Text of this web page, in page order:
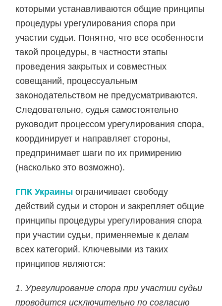
которыми устанавливаются общие принципы
процедуры урегулирования спора при
участии судьи. Понятно, что все особенности
такой процедуры, в частности этапы
проведения закрытых и совместных
совещаний, процессуальным
законодательством не предусматриваются.
Следовательно, судья самостоятельно
руководит процессом урегулирования спора,
координирует и направляет стороны,
предпринимает шаги по их примирению
(насколько это возможно).
ГПК Украины ограничивает свободу
действий судьи и сторон и закрепляет общие
принципы процедуры урегулирования спора
при участии судьи, применяемые к делам
всех категорий. Ключевыми из таких
принципов являются:
1. Урегулирование спора при участии судьи
проводится исключительно по согласию